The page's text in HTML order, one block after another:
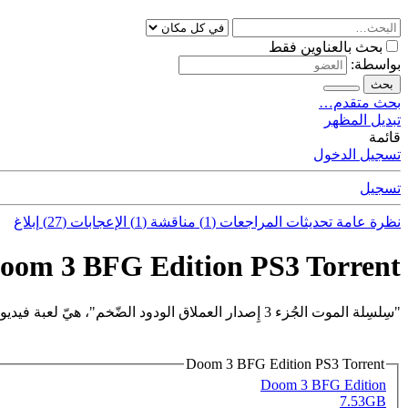
بحث بالعناوين فقط
بواسطة:
بحث
بحث متقدم…
تبديل المظهر
قائمة
تسجيل الدخول
تسجيل
نظرة عامة تحديثات المراجعات (1) مناقشة (1) الإعجابات (27) إبلاغ
3 BFG Edition PS3 Torrent
"سِلسِلة الموت الجُزء 3 إِصدار العملاق الودود الضّخم"، هيّ لعبة فيديو من نوع أكشن.
Doom 3 BFG Edition PS3 Torrent
Doom 3 BFG Edition
7.53GB